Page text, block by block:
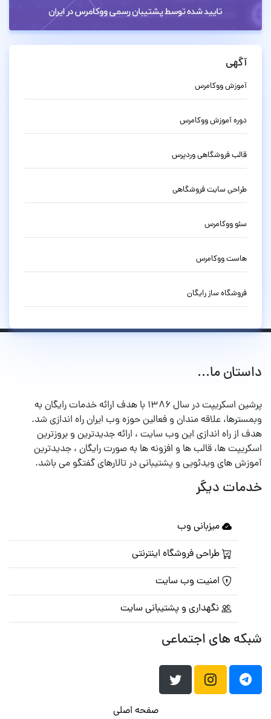
آگهی
آموزش ووکامرس
دوره آموزش ووکامرس
قالب فروشگاهی وردپرس
طراحی سایت فروشگاهی
سئو ووکامرس
هاست ووکامرس
فروشگاه ساز رایگان
داستان ما...
پرشین اسکریپت در سال ۱۳۸۶ با هدف ارائه خدمات رایگان به
وبمسترها، علاقه مندان و فعالین حوزه وب ایران راه اندازی شد.
هدف از راه اندازی این وب سایت ، ارائه جدیدترین و بروزترین
اسکریپت ها، قالب ها و افزونه ها به صورت رایگان ، جدیدترین
آموزش های ویدئویی و پشتیبانی در تالارهای گفتگو می باشد.
خدمات دیگر
میزبانی وب
طراحی فروشگاه اینترنتی
امنیت وب سایت
نگهداری و پشتیبانی سایت
شبکه های اجتماعی
صفحه اصلی